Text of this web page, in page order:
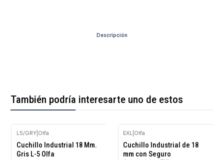
Descripción
También podría interesarte uno de estos
L­5/GRY| Olfa
Cuchillo Industrial 18 Mm.
Gris L-5 Olfa
EXL Olfa
Cuchillo Industrial de 18
mm con Seguro